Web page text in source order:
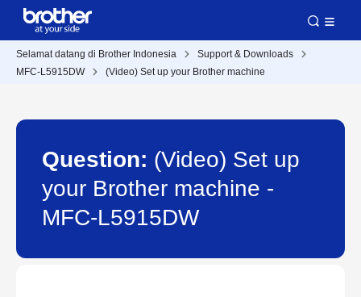
Selamat datang di Brother Indonesia
Support & Downloads
MFC-L5915DW
(Video) Set up your Brother machine
Question: (Video) Set up
your Brother machine -
MFC-L5915DW